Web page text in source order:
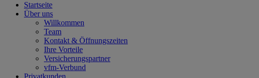
Startseite
Über uns
Willkommen
Team
Kontakt & Öffnungszeiten
Ihre Vorteile
Versicherungspartner
vfm-Verbund
Privatkunden